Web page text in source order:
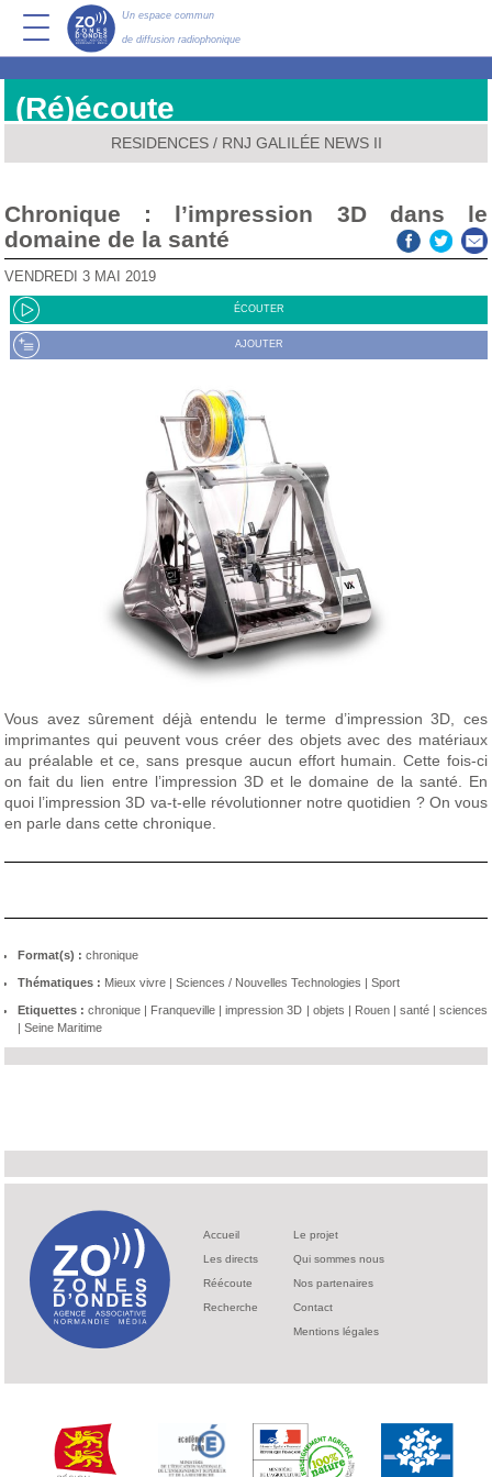
Un espace commun
de diffusion radiophonique
(Ré)écoute
RESIDENCES/ RNJ GALILÉE NEWS II
Chronique : l’impression 3D dans le
domaine de la santé
VENDREDI 3 MAI 2019
ÉCOUTER
AJOUTER
Vous avez sûrement déjà entendu le terme d’impression 3D, ces
imprimantes qui peuvent vous créer des objets avec des matériaux
au préalable et ce, sans presque aucun effort humain. Cette fois-ci
on fait du lien entre l’impression 3D et le domaine de la santé. En
quoi l’impression 3D va-t-elle révolutionner notre quotidien ? On vous
en parle dans cette chronique.
Format(s) : chronique
Thématiques : Mieux vivre Sciences / Nouvelles Technologies Sport
Etiquettes :chronique Franqueville |impression 3D objets Rouen| santé|sciences
Seine Maritime
Accueil
Les directs
Réécoute
Recherche
Le projet
Qui sommes nous
Nos partenaires
Contact
Mentions légales